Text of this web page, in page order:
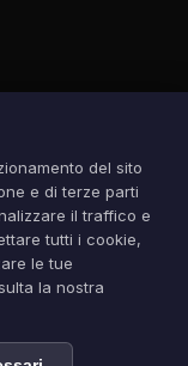
del sito
e di terze parti
il traffico e
tutti i cookie,
le tue
la nostra
di proprietà dei
Contatti:
— P.IVA: